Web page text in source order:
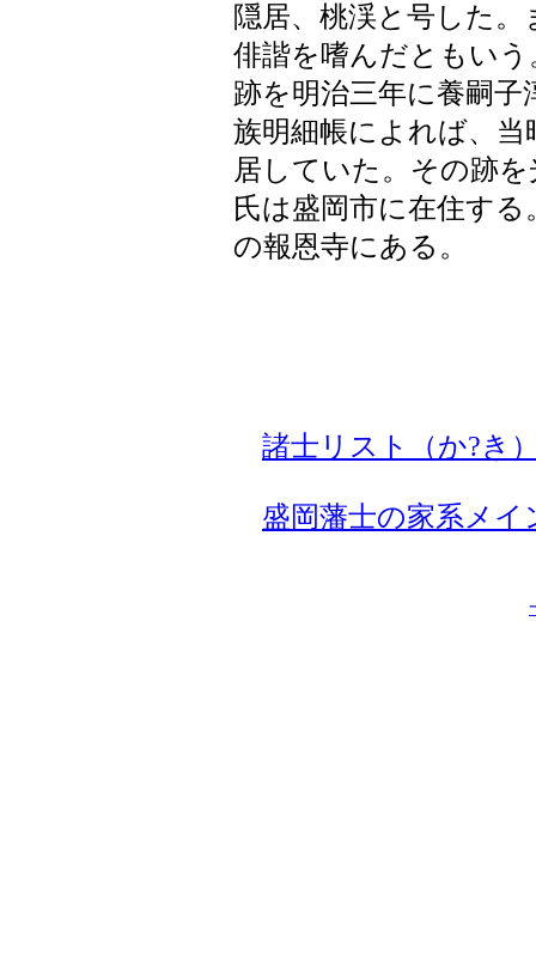
隠居、桃渓と号した
俳諧を嗜んだともい
跡を明治三年に養嗣子
族明細帳によれば、当
居していた。その跡
氏は盛岡市に在住す
の報恩寺にある。
諸士リスト（か?き
盛岡藩士の家系メイ